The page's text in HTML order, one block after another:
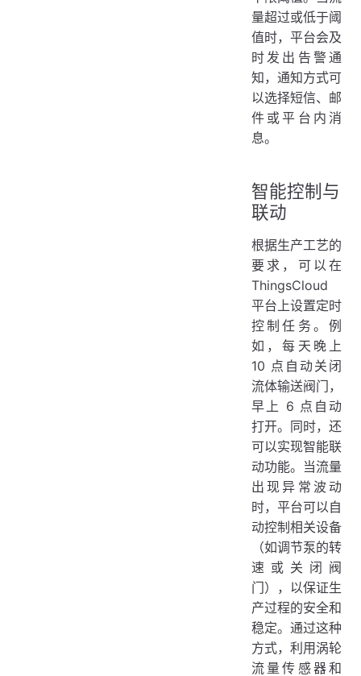
量超过或低于阈
值时，平台会及
时发出告警通
知，通知方式可
以选择短信、邮
件或平台内消
息。
智能控制与
联动
根据生产工艺的
要求，可以在
ThingsCloud
平台上设置定时
控制任务。例
如，每天晚上
10 点自动关闭
流体输送阀门，
早上 6 点自动
打开。同时，还
可以实现智能联
动功能。当流量
出现异常波动
时，平台可以自
动控制相关设备
（如调节泵的转
速或关闭阀
门），以保证生
产过程的安全和
稳定。通过这种
方式，利用涡轮
流量传感器和